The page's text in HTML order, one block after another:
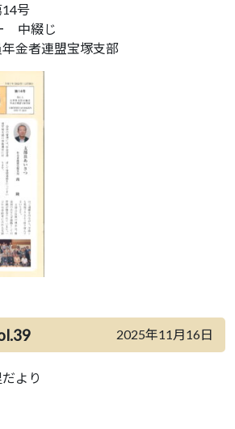
号
中綴じ
金者連盟宝塚支部
2025年11月16日
より